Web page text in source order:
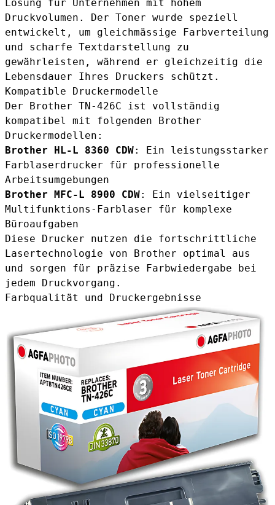
Lösung für Unternehmen mit hohem
Druckvolumen. Der Toner wurde speziell
entwickelt, um gleichmässige Farbverteilung
und scharfe Textdarstellung zu
gewährleisten, während er gleichzeitig die
Lebensdauer Ihres Druckers schützt.
Kompatible Druckermodelle
Der Brother TN-426C ist vollständig
kompatibel mit folgenden Brother
Druckermodellen:
Brother HL-L 8360 CDW: Ein leistungsstarker
Farblaserdrucker für professionelle
Arbeitsumgebungen
Brother MFC-L 8900 CDW: Ein vielseitiger
Multifunktions-Farblaser für komplexe
Büroaufgaben
Diese Drucker nutzen die fortschrittliche
Lasertechnologie von Brother optimal aus
und sorgen für präzise Farbwiedergabe bei
jedem Druckvorgang.
Farbqualität und Druckergebnisse